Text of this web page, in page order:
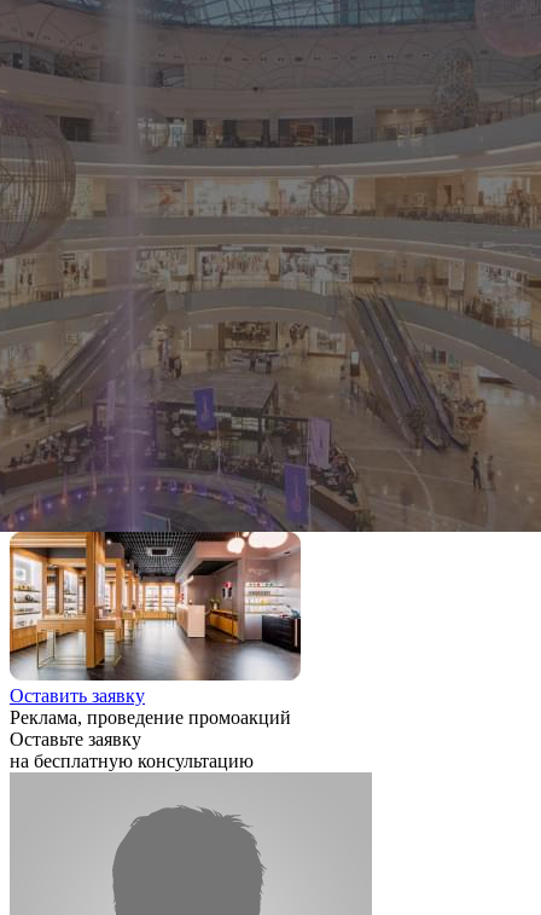
О компании Индикаторы
Рынка Недвижимости
IRN.RU ГК
Группа компаний
«Индикаторы Рынка
Недвижимости IRN.RU»
представляет собой
независимую
профессиональную
структуру, оказывающую полный комплекс услуг в сфере
информационно-аналитического сопровождения, а также
продвижения, рекламы и PR на рынке недвижимости. В
группу компаний ИРН входит аналитический центр
(исследования любой сложности по всем сегментам рынка
недвижимости и консалтинг), подразделение по PR-
обслуживанию и рекламе, а также собственные интернет-
ресурсы.
Наши услуги
Оставить заявку
Реклама, проведение промоакций
Оставьте заявку
на бесплатную консультацию